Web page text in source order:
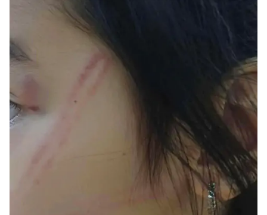
Phó Tổng biên tập:
Nguyễn Đức Thắng, La Đức Hùng
Hotline:
Quảng cáo và Phát hành:
Email: bandoc@baoxaydung.vn
Cấm sao chép dưới mọi hình thức nếu không có sự